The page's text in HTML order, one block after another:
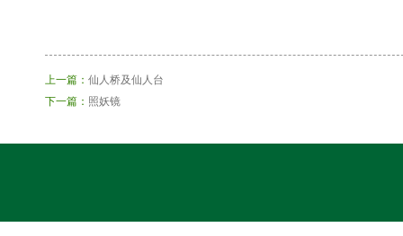
上一篇： 仙人桥及仙人台
下一篇： 照妖镜